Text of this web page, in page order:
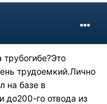
трудоемкий.Лично
на базе в
до200-го отвода из